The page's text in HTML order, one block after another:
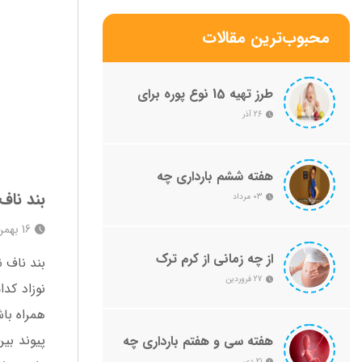
محبوب‌ترین مقالات
طرز تهیه 15 نوع پوره برای
نوزاد
26 آذر
هفته ششم بارداری چه
علائمی دارد؟ + راهنمایی
03 مرداد
از چه زمانی از کرم ترک
بارداری استفاده کنیم
27 فروردین
هفته سی و هفتم بارداری چه
بند
16 بهمن 1400
بند ناف
نوزاد
همراه
پیوند